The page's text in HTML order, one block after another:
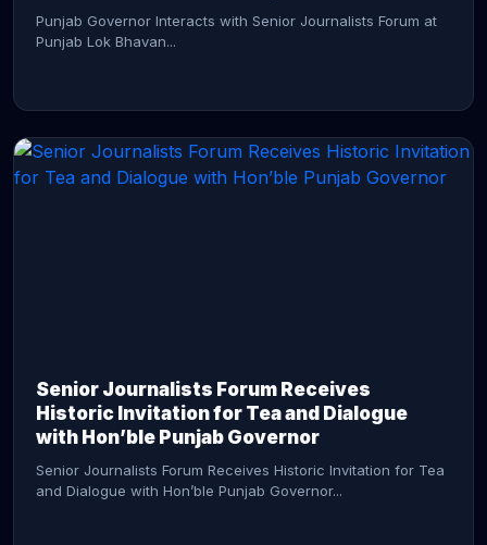
Punjab Governor Interacts with Senior Journalists Forum at
Punjab Lok Bhavan...
Senior Journalists Forum Receives
Historic Invitation for Tea and Dialogue
with Hon’ble Punjab Governor
Senior Journalists Forum Receives Historic Invitation for Tea
and Dialogue with Hon’ble Punjab Governor...